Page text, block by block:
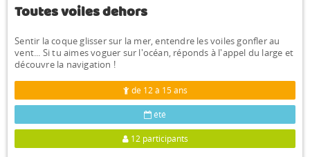
Toutes voiles dehors
Sentir la coque glisser sur la mer, entendre les voiles gonfler au
vent... Si tu aimes voguer sur l'océan, réponds à l'appel du large et
découvre la navigation !
de 12 à 15 ans
été
12 participants